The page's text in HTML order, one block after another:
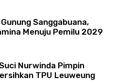
Sanggabuana,
Menuju Pemilu 2029
Nurwinda Pimpin
TPU Leuweung